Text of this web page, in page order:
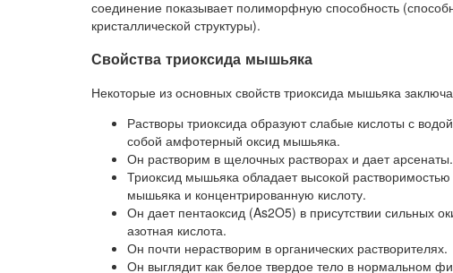
соединение показывает полиморфную способность
кристаллической структуры).
Свойства триоксида мышьяка
Некоторые из основных свойств триоксида мышьяка
Растворы триоксида образуют слабые кислоты с
собой амфотерный оксид мышьяка.
Он растворим в щелочных растворах и дает арсенаты.
Триоксид мышьяка обладает высокой
мышьяка и концентрированную кислоту.
Он дает пентаоксид (As2O5) в присутствии сильных
азотная кислота.
Он почти нерастворим в органических растворителях.
Он выглядит как белое твердое тело в нормальном